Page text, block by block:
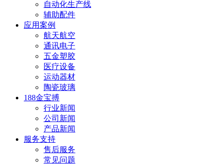
自动化生产线
辅助配件
应用案例
航天航空
通讯电子
五金塑胶
医疗设备
运动器材
陶瓷玻璃
188金宝搏
行业新闻
公司新闻
产品新闻
服务支持
售后服务
常见问题